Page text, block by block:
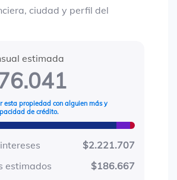
ciudad y perfil del
estimada
esta propiedad con alguien más y
de crédito.
$2.221.707
estimados
$186.667